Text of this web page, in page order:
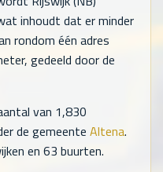
inhoudt dat er minder
rondom één adres
gedeeld door de
van 1,830
de gemeente Altena.
en 63 buurten.